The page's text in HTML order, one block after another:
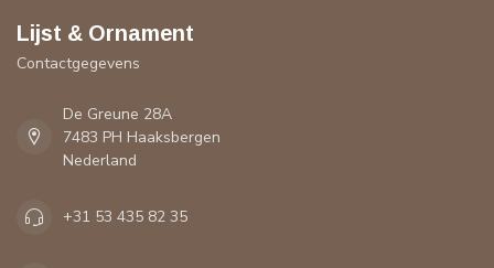
Lijst & Ornament
Contactgegevens
De Greune 28A
7483 PH Haaksbergen
Nederland
+31 53 435 82 35